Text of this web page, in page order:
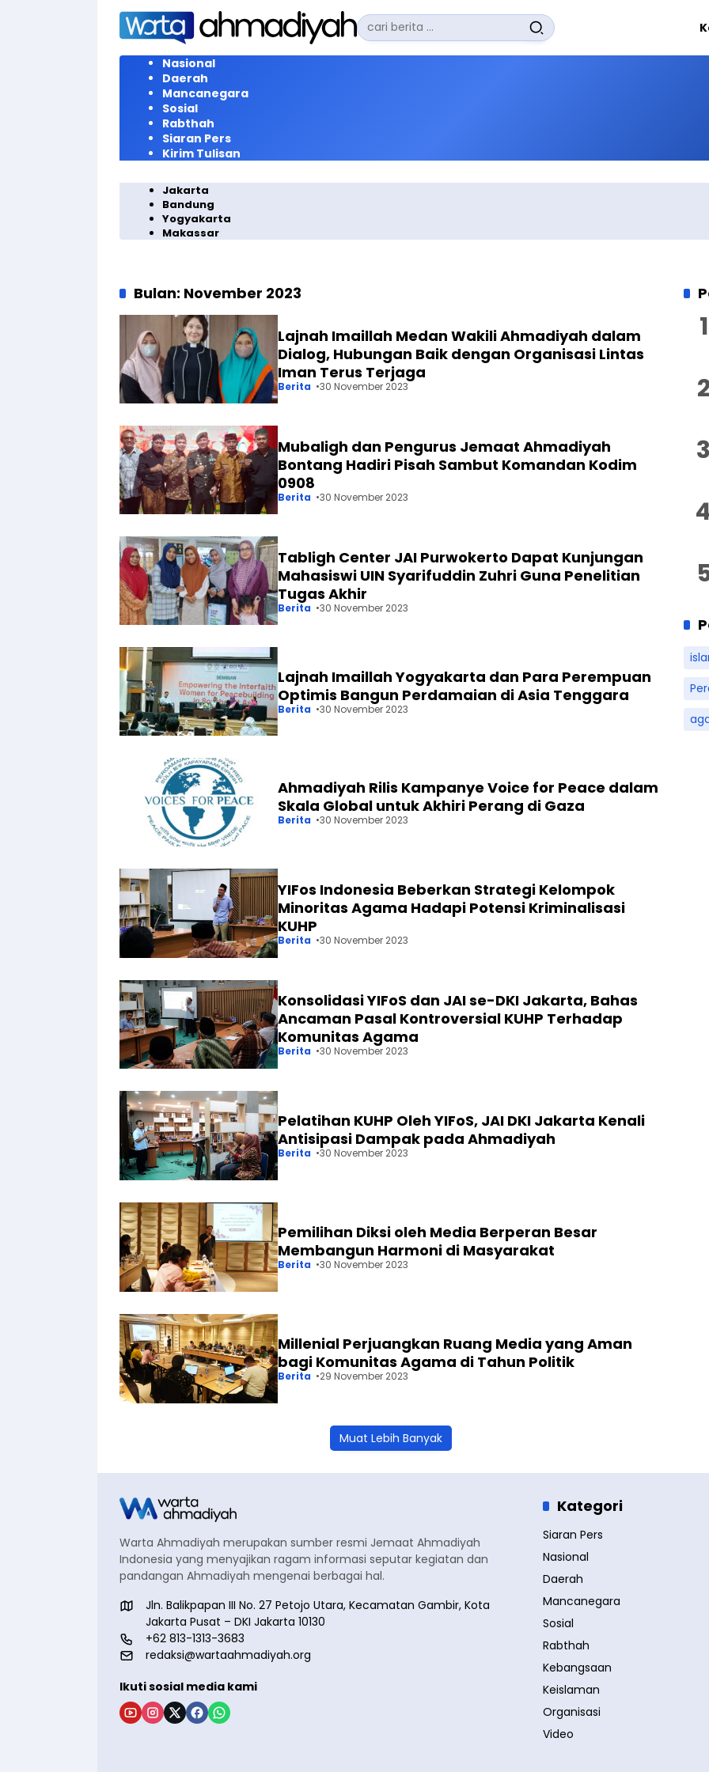
Langsung
konten
Pencarian
untuk:
Nasional
Daerah
Mancanegara
Sosial
Rabthah
Siaran Pers
Kirim Tulisan
Jakarta
Bandung
Yogyakarta
Makassar
Bulan: November 2023
Lajnah Imaillah Medan Wakili Ahmadiyah dalam
Dialog, Hubungan Baik dengan Organisasi Lintas
Iman Terus Terjaga
Berita 30 November 2023
Mubaligh dan Pengurus Jemaat Ahmadiyah
Bontang Hadiri Pisah Sambut Komandan Kodim
0908
Berita 30 November 2023
Tabligh Center JAI Purwokerto Dapat Kunjungan
Mahasiswi UIN Syarifuddin Zuhri Guna Penelitian
Tugas Akhir
Berita 30 November 2023
Lajnah Imaillah Yogyakarta dan Para Perempuan
Optimis Bangun Perdamaian di Asia Tenggara
Berita 30 November 2023
Ahmadiyah Rilis Kampanye Voice for Peace dalam
Skala Global untuk Akhiri Perang di Gaza
Berita 30 November 2023
YIFos Indonesia Beberkan Strategi Kelompok
Minoritas Agama Hadapi Potensi Kriminalisasi
KUHP
Berita 30 November 2023
Konsolidasi YIFoS dan JAI se-DKI Jakarta, Bahas
Ancaman Pasal Kontroversial KUHP Terhadap
Komunitas Agama
Berita 30 November 2023
Pelatihan KUHP Oleh YIFoS, JAI DKI Jakarta Kenali
Antisipasi Dampak pada Ahmadiyah
Berita 30 November 2023
Pemilihan Diksi oleh Media Berperan Besar
Membangun Harmoni di Masyarakat
Berita 30 November 2023
Millenial Perjuangkan Ruang Media yang Aman
bagi Komunitas Agama di Tahun Politik
Berita 29 November 2023
Muat Lebih Banyak
Warta Ahmadiyah merupakan sumber resmi Jemaat Ahmadiyah
Indonesia yang menyajikan ragam informasi seputar kegiatan dan
pandangan Ahmadiyah mengenai berbagai hal.
Jln. Balikpapan III No. 27 Petojo Utara, Kecamatan Gambir, Kota
Jakarta Pusat – DKI Jakarta 10130
+62 813-1313-3683
redaksi@wartaahmadiyah.org
Ikuti sosial media kami
Kategori
Siaran Pers
Nasional
Daerah
Mancanegara
Sosial
Rabthah
Kebangsaan
Keislaman
Organisasi
Video